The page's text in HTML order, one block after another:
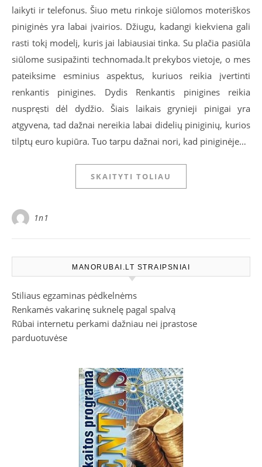
laikyti ir telefonus. Šiuo metu rinkoje siūlomos moteriškos
piniginės yra labai įvairios. Džiugu, kadangi kiekviena gali
rasti tokį modelį, kuris jai labiausiai tinka. Su plačia pasiūla
siūlome susipažinti technomada.lt prekybos vietoje, o mes
pateiksime esminius aspektus, kuriuos reikia įvertinti
renkantis pinigines. Dydis Renkantis pinigines reikia
nuspręsti dėl dydžio. Šiais laikais grynieji pinigai yra
atgyvena, tad dažnai nereikia labai didelių piniginių, kurios
tilptų euro kupiūra. Tuo tarpu dažnai nori, kad piniginėje…
SKAITYTI TOLIAU
1n1
MANORUBAI.LT STRAIPSNIAI
Stiliaus egzaminas pėdkelnėms
Renkamės vakarinę suknelę pagal spalvą
Rūbai internetu perkami dažniau nei įprastose
parduotuvėse